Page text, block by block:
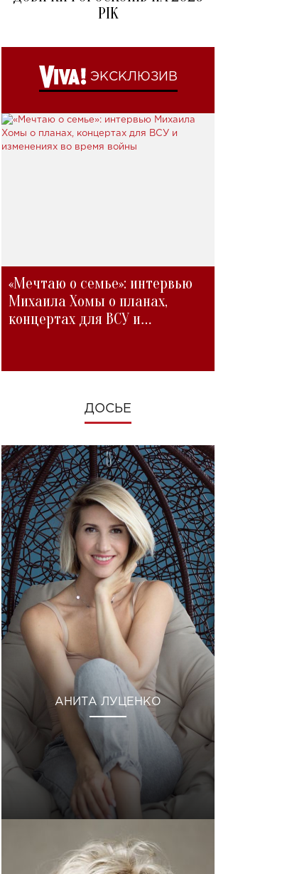
РІК
ЭКСКЛЮЗИВ
«Мечтаю о семье»: интервью
Михаила Хомы о планах,
концертах для ВСУ и
ДОСЬЕ
АНИТА ЛУЦЕНКО